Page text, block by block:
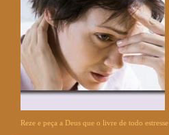
Reze e peça a Deus que o livre de todo estresse